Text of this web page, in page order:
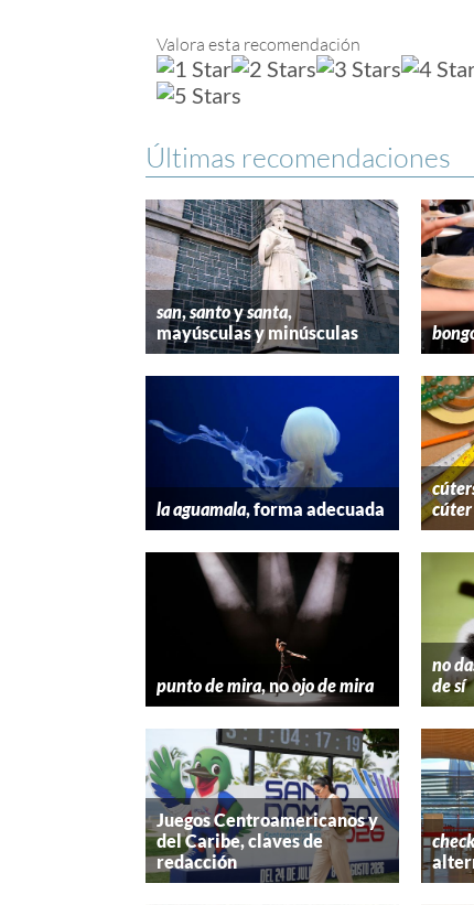
Valora esta recomendación
Últimas recomendaciones
san,santoysanta,
mayúsculas y minúsculas
la aguamala, forma adecuada
cúter
punto de mira, noojo de mira
no
de sí
Juegos Centroamericanos y
del Caribe, claves de
redacción